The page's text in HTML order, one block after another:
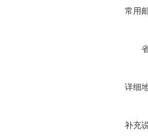
常用
详细
补充